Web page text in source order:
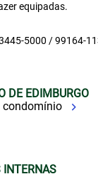
equipadas.
5000 / 99164-
DE EDIMBURGO
condomínio
INTERNAS